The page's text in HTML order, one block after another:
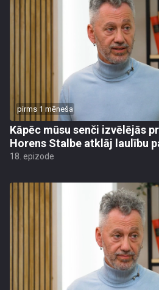
pirms 1 mēneša
Kāpēc mūsu senči izvēlējās
Horens Stalbe atklāj laulību
18. epizode